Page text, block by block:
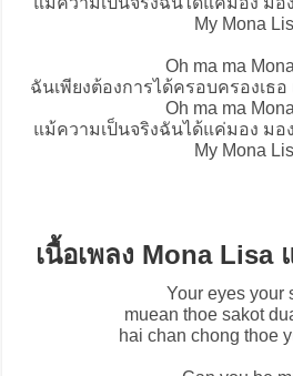
My Mona
Oh ma ma
ฉันเพียงต้องการได้ครอบครองเธอ
Oh ma ma
แม้ความเป็นจริงฉันได้แค่มอง มอง
My Mona
เนื้อเพลง Mona Lisa
Your eyes your
muean thoe sakot
hai chan chong thoe